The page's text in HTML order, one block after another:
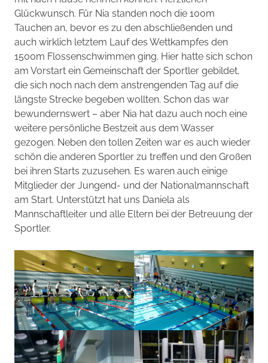
Glückwunsch. Für Nia standen noch die 100m
Tauchen an, bevor es zu den abschließenden und
auch wirklich letztem Lauf des Wettkampfes den
1500m Flossenschwimmen ging. Hier hatte sich schon
am Vorstart ein Gemeinschaft der Sportler gebildet,
die sich noch nach dem anstrengenden Tag auf die
längste Strecke begeben wollten. Schon das war
bewundernswert – aber Nia hat dazu auch noch eine
weitere persönliche Bestzeit aus dem Wasser
gezogen. Neben den tollen Zeiten war es auch wieder
schön die anderen Sportler zu treffen und den Großen
bei ihren Starts zuzusehen. Es waren auch einige
Mitglieder der Jungend- und der Nationalmannschaft
am Start. Unterstützt hat uns Daniela als
Mannschaftleiter und alle Eltern bei der Betreuung der
Sportler.